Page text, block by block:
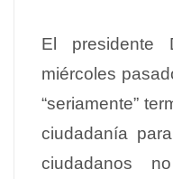
El presidente
miércoles
“seriamente”
ciudadanía
ciudadanos